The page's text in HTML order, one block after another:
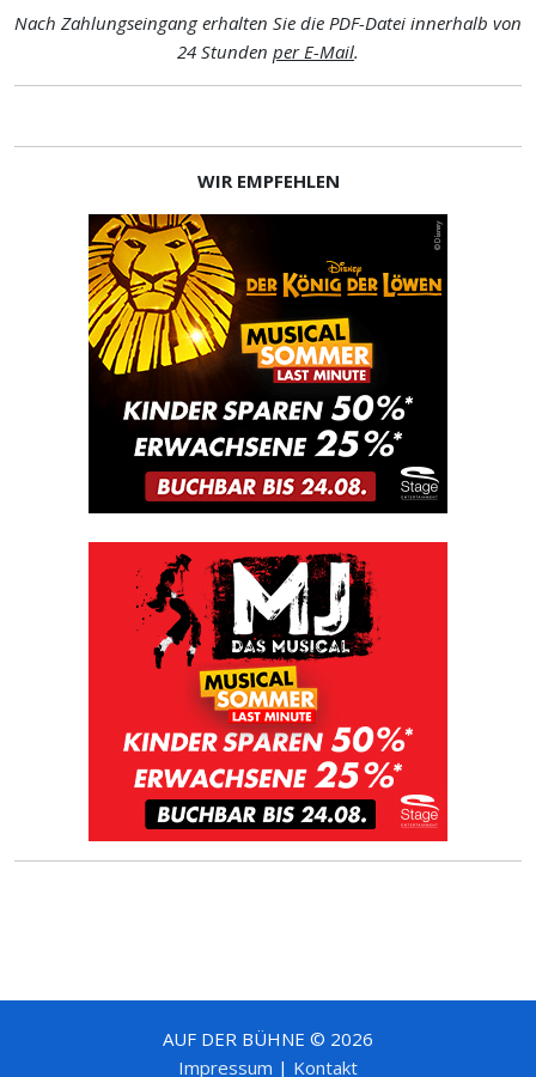
Nach Zahlungseingang erhalten Sie die PDF-Datei innerhalb von
24 Stunden per E-Mail.
WIR EMPFEHLEN
AUF DER BÜHNE © 2026
Impressum | Kontakt